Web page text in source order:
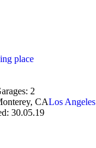
place
2
CALos Angeles
30.05.19